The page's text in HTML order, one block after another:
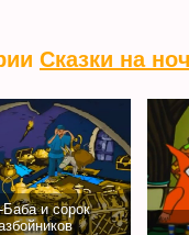
Сказки на
и сорок